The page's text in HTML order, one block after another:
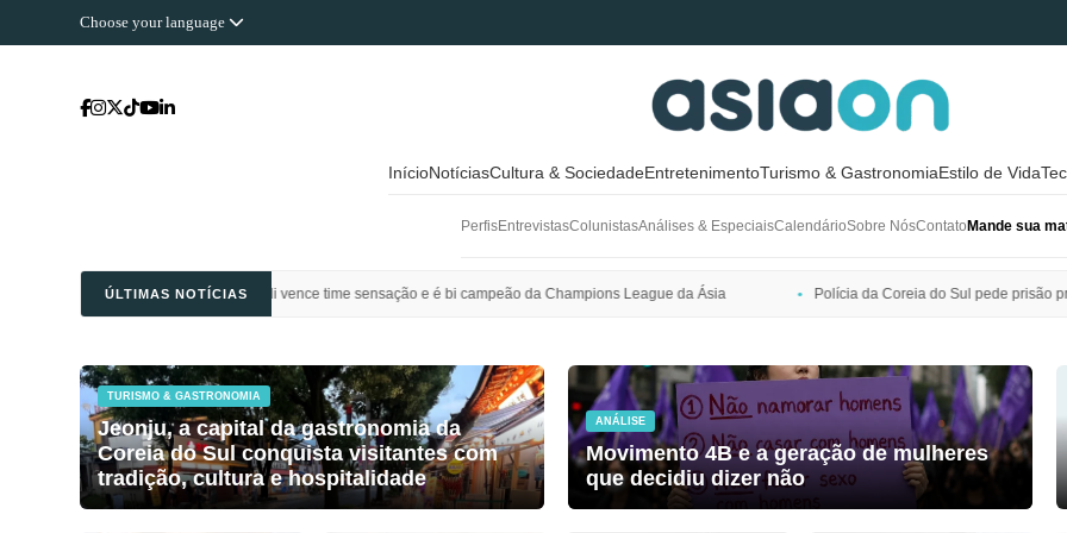
Choose your language
InícioNotíciasCultura & SociedadeEntretenimentoTurismo & GastronomiaEstilo de Vida
PerfisEntrevistasColunistasAnálises & EspeciaisCalendárioSobre NósContato Mande sua
ÚLTIMAS NOTÍCIAS
Al Ahli Saudi vence time sensação e é bi campeão da Champions League da Ásia Polícia da Coreia do Sul pede prisão preventiva de Bang Si-hyuk,
TURISMO & GASTRONOMIA
Jeonju, a capital da gastronomia da
Coreia do Sul conquista visitantes com
tradição, cultura e hospitalidade
ANÁLISE
Movimento 4B e a geração de mulheres
que decidiu dizer não